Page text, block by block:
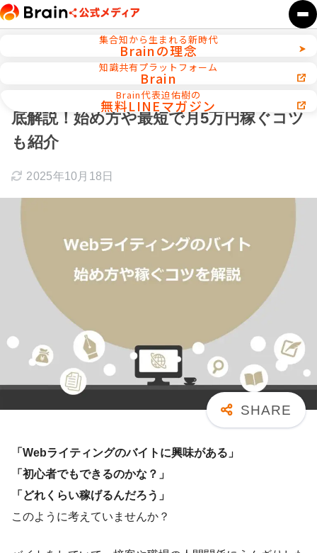
集合知から生まれる新時代
Brainの理念
知識共有プラットフォーム
Brain
Brain代表迫佑樹の
無料LINEマガジン
セールスライティング・コピーライティング
【必見】Webライティングのバイトを徹
底解説！始め方や最短で月5万円稼ぐコツ
も紹介
2025年10月18日
「Webライティングのバイトに興味がある」
「初心者でもできるのかな？」
「どれくらい稼げるんだろう」
このように考えていませんか？